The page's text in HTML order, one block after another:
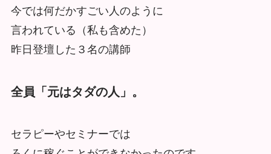
今では何だかすごい人のように
言われている（私も含めた）
昨日登壇した３名の講師
全員「元はタダの人」。
セラピーやセミナーでは